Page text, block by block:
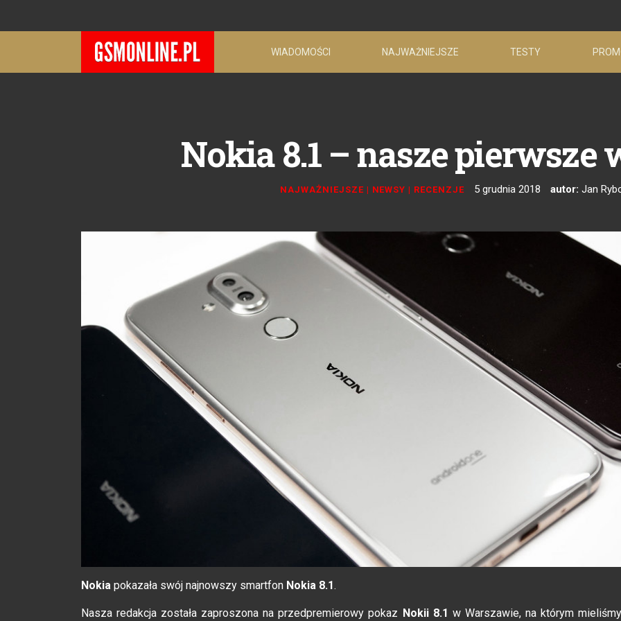
WIADOMOŚCI NAJWAŻNIEJSZE TESTY
Nokia 8.1 – nasze pierwsze
NAJWAŻNIEJSZE | NEWSY | RECENZJE 5 grudnia 2018 autor: Jan
Nokia pokazała swój najnowszy smartfon Nokia 8.1.
Nasza redakcja została zaproszona na przedpremierowy pokaz Nokii 8.1 w Warszawie, na którym